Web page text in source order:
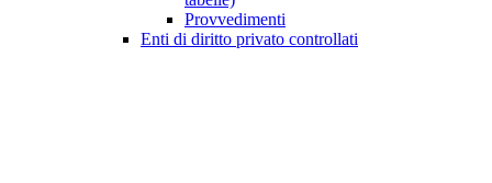
Provvedimenti
Enti di diritto privato controllati